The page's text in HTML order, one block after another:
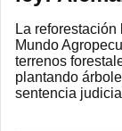
La
Mundo
terrenos
plantando
sentencia